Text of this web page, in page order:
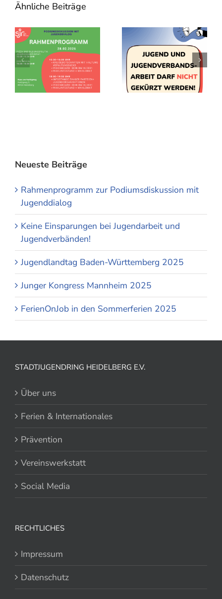
Ähnliche Beiträge
Neueste Beiträge
Rahmenprogramm zur Podiumsdiskussion mit
Jugenddialog
Keine Einsparungen bei Jugendarbeit und
Jugendverbänden!
Jugendlandtag Baden-Württemberg 2025
Junger Kongress Mannheim 2025
FerienOnJob in den Sommerferien 2025
STADTJUGENDRING HEIDELBERG E.V.
Über uns
Ferien & Internationales
Prävention
Vereinswerkstatt
Social Media
RECHTLICHES
Impressum
Datenschutz